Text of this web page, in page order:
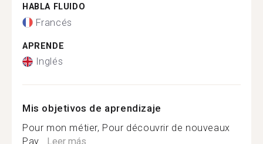
HABLA FLUIDO
Francés
APRENDE
Inglés
Mis objetivos de aprendizaje
Pour mon métier, Pour découvrir de nouveaux
Pay... Leer más